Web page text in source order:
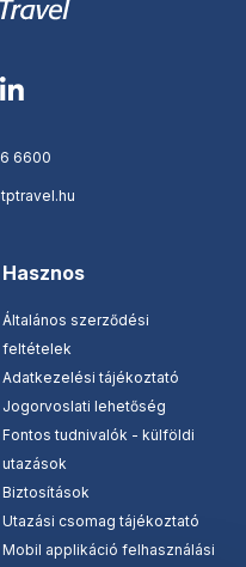
6600
Hasznos
Általános szerződési
feltételek
Adatkezelési tájékoztató
Jogorvoslati lehetőség
Fontos tudnivalók - külföldi
utazások
Biztosítások
Utazási csomag tájékoztató
Mobil applikáció felhasználási